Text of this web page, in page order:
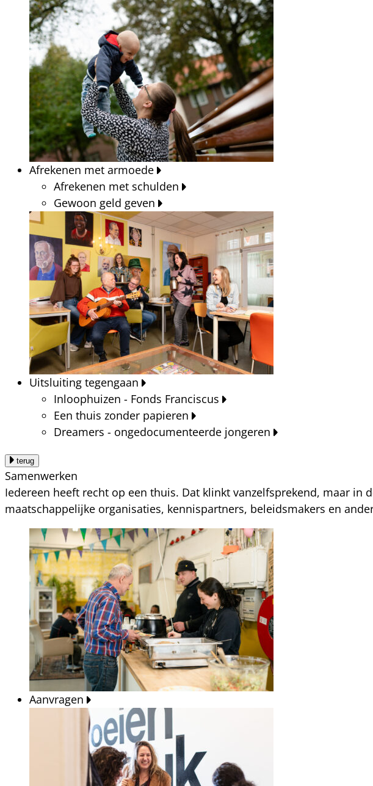
Afrekenen met armoede
Afrekenen met schulden
Gewoon geld geven
Uitsluiting tegengaan
Inloophuizen - Fonds Franciscus
Een thuis zonder papieren
Dreamers - ongedocumenteerde jongeren
terug
Samenwerken
Iedereen heeft recht op een thuis. Dat klinkt vanzelfsprekend, maar
maatschappelijke organisaties, kennispartners, beleidsmakers en
Aanvragen